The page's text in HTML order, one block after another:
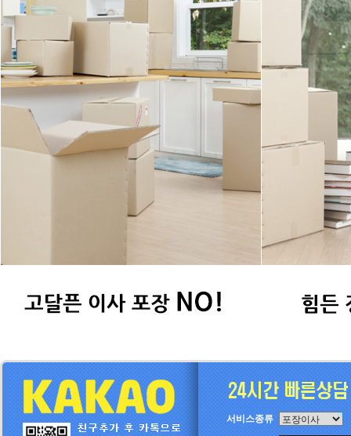
서비스종류